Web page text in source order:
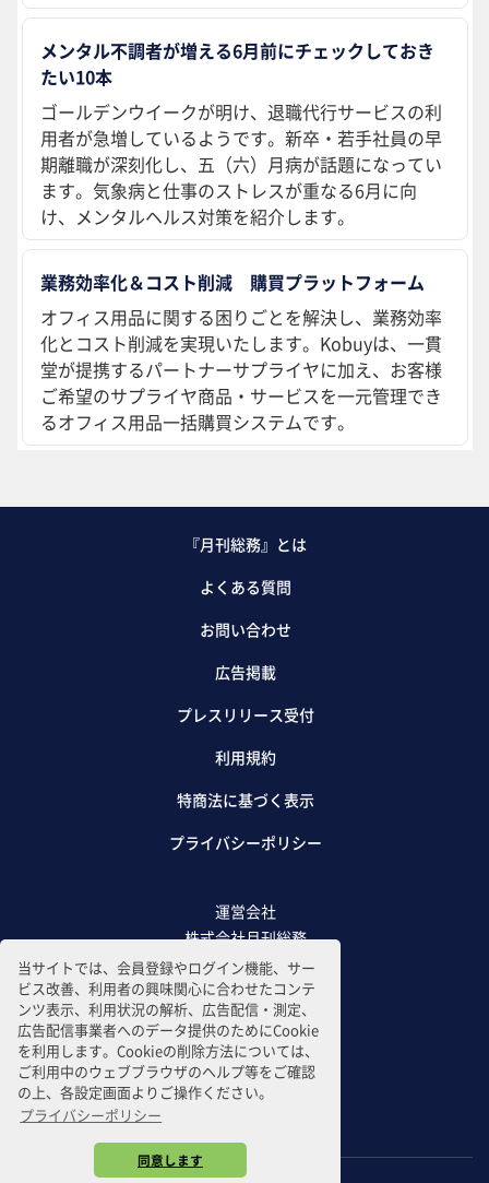
当サイトでは、会員登録やログイン機能、サー
ビス改善、利用者の興味関心に合わせたコンテ
ンツ表示、利用状況の解析、広告配信・測定、
広告配信事業者へのデータ提供のためにCookie
を利用します。Cookieの削除方法については、
ご利用中のウェブブラウザのヘルプ等をご確認
の上、各設定画面よりご操作ください。
プライバシーポリシー
同意します
メンタル不調者が増える6月前にチェックしておき
たい10本
ゴールデンウイークが明け、退職代行サービスの利
用者が急増しているようです。新卒・若手社員の早
期離職が深刻化し、五（六）月病が話題になってい
ます。気象病と仕事のストレスが重なる6月に向
け、メンタルヘルス対策を紹介します。
業務効率化＆コスト削減 購買プラットフォーム
オフィス用品に関する困りごとを解決し、業務効率
化とコスト削減を実現いたします。Kobuyは、一貫
堂が提携するパートナーサプライヤに加え、お客様
ご希望のサプライヤ商品・サービスを一元管理でき
るオフィス用品一括購買システムです。
『月刊総務』とは
よくある質問
お問い合わせ
広告掲載
プレスリリース受付
利用規約
特商法に基づく表示
プライバシーポリシー
運営会社
株式会社月刊総務